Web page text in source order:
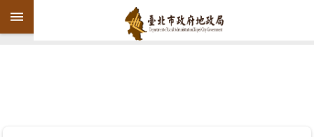
跳到主要內容區塊